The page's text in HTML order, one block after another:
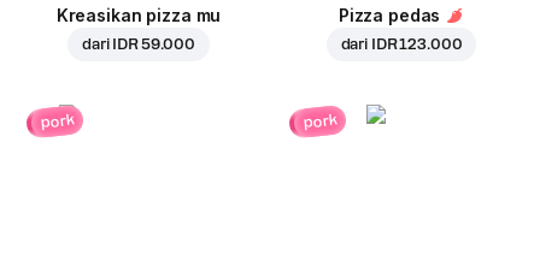
Kreasikan pizza mu
dari IDR 59.000
Pizza pedas
dari IDR 123.000
pork pork